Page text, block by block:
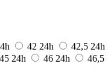
42 24h 42,5 24h
45 24h 46 24h
46,5